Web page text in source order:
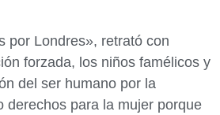
por Londres», retrató con
forzada, los niños famélicos y
del ser humano por la
derechos para la mujer porque